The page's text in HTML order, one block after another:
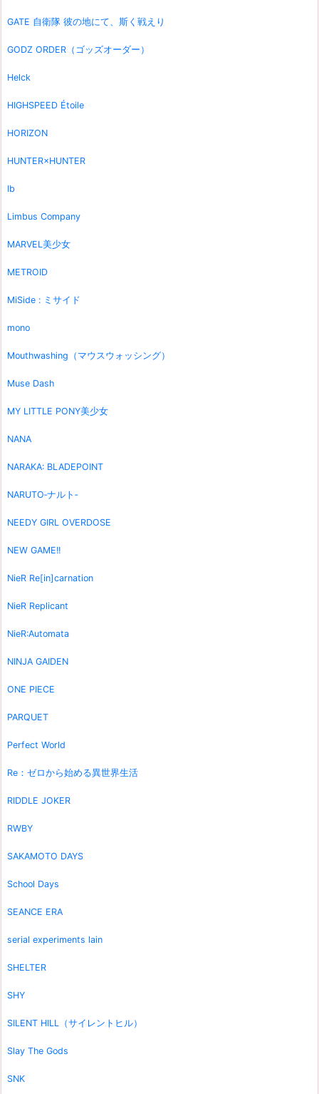
GATE 自衛隊 彼の地にて、斯く戦えり
GODZ ORDER（ゴッズオーダー）
Helck
HIGHSPEED Étoile
HORIZON
HUNTER×HUNTER
Ib
Limbus Company
MARVEL美少女
METROID
MiSide : ミサイド
mono
Mouthwashing（マウスウォッシング）
Muse Dash
MY LITTLE PONY美少女
NANA
NARAKA: BLADEPOINT
NARUTO‐ナルト‐
NEEDY GIRL OVERDOSE
NEW GAME!!
NieR Re[in]carnation
NieR Replicant
NieR:Automata
NINJA GAIDEN
ONE PIECE
PARQUET
Perfect World
Re：ゼロから始める異世界生活
RIDDLE JOKER
RWBY
SAKAMOTO DAYS
School Days
SEANCE ERA
serial experiments lain
SHELTER
SHY
SILENT HILL（サイレントヒル）
Slay The Gods
SNK